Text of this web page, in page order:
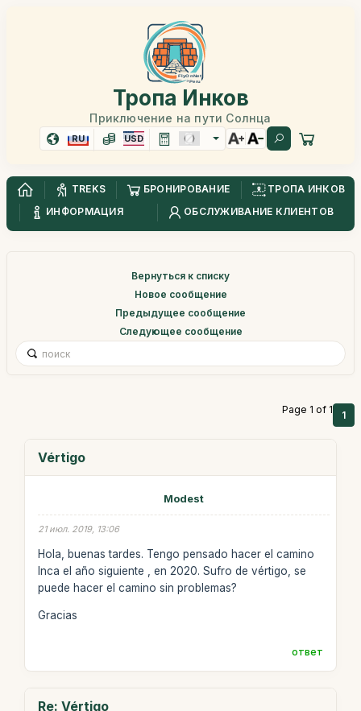
Тропа Инков
Приключение на пути Солнца
RU USD
TREKS БРОНИРОВАНИЕ
ТРОПА ИНКОВ
ИНФОРМАЦИЯ
ОБСЛУЖИВАНИЕ КЛИЕНТОВ
Вернуться к списку
Новое сообщение
Предыдущее сообщение
Следующее сообщение
Page 1 of 1 1
Vértigo
Modest
21 июл. 2019, 13:06
Hola, buenas tardes. Tengo pensado hacer el camino
Inca el año siguiente , en 2020. Sufro de vértigo, se
puede hacer el camino sin problemas?
Gracias
ответ
Re: Vértigo